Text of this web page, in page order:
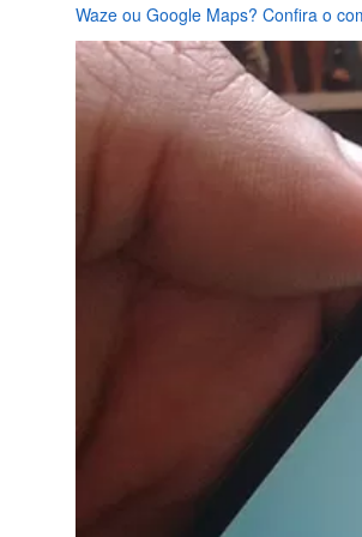
Waze ou Google Maps? Confira o